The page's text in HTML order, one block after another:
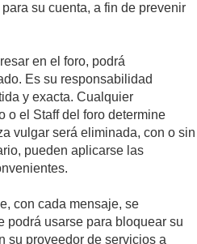
su cuenta, a fin de prevenir
en el foro, podrá
Es su responsabilidad
y exacta. Cualquier
o el Staff del foro determine
vulgar será eliminada, con o sin
pueden aplicarse las
con cada mensaje, se
podrá usarse para bloquear su
su proveedor de servicios a